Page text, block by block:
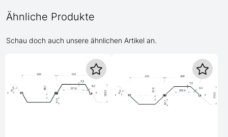
Ähnliche Produkte
Schau doch auch unsere ähnlichen Artikel an.